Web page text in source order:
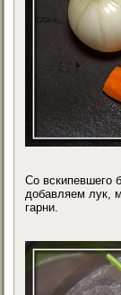
Со вскипевшего
добавляем лук,
гарни.